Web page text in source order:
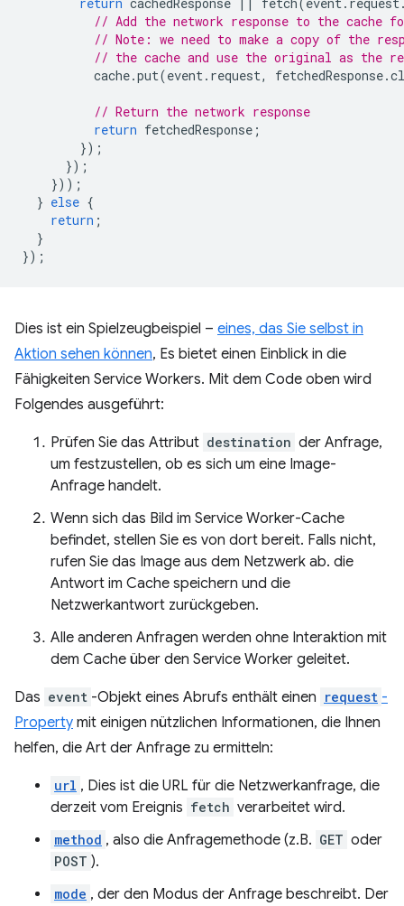
// Add the network response to the
// Note: we need to make a copy of the
// the cache and use the original as the
cache.put(event. request, fetchedResponse.
// Return the network response
return fetchedResponse ;
});
});
}));
} else {
return ;
}
});
Dies ist ein Spielzeugbeispiel – eines, das Sie selbst in
Aktion sehen können, Es bietet einen Einblick in die
Fähigkeiten Service Workers. Mit dem Code oben wird
Folgendes ausgeführt:
Prüfen Sie das Attribut destination der Anfrage,
um festzustellen, ob es sich um eine Image-
Anfrage handelt.
Wenn sich das Bild im Service Worker-Cache
befindet, stellen Sie es von dort bereit. Falls nicht,
rufen Sie das Image aus dem Netzwerk ab. die
Antwort im Cache speichern und die
Netzwerkantwort zurückgeben.
Alle anderen Anfragen werden ohne Interaktion mit
dem Cache über den Service Worker geleitet.
Das event -Objekt eines Abrufs enthält einen request -
Property mit einigen nützlichen Informationen, die Ihnen
helfen, die Art der Anfrage zu ermitteln:
url , Dies ist die URL für die Netzwerkanfrage, die
derzeit vom Ereignis fetch verarbeitet wird.
method , also die Anfragemethode (z.B. GET oder
POST ).
mode , der den Modus der Anfrage beschreibt. Der